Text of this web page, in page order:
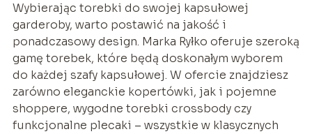
Wybierając torebki do swojej kapsułowej
garderoby, warto postawić na jakość i
ponadczasowy design. Marka Ryłko oferuje szeroką
gamę torebek, które będą doskonałym wyborem
do każdej szafy kapsułowej. W ofercie znajdziesz
zarówno eleganckie kopertówki, jak i pojemne
shoppere, wygodne torebki crossbody czy
funkcjonalne plecaki – wszystkie w klasycznych